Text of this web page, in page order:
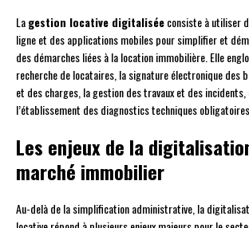
Lagestion locative digitaliséeconsiste à utiliser
ligne et des applications mobiles pour simplifier et
des démarches liées à la location immobilière. Elle
recherche de locataires, la signature électronique des
et des charges, la gestion des travaux et des incidents,
l’établissement des diagnostics techniques obligatoires.
Les enjeux de la
marché immobilier
Au-delà de la simplification administrative, la